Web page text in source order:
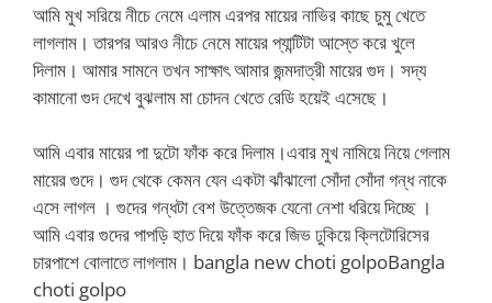
আমি মুখ সরিয়ে নীচে নেমে এলাম এরপর মায়ের নাভির কাছে চুমু খেতে
লাগলাম। তারপর আরও নীচে নেমে মায়ের প্যান্টিটা আস্তে করে খুলে
দিলাম। আমার সামনে তখন সাক্ষাৎ আমার জন্মদাত্রী মায়ের গুদ। সদ্য
কামানো গুদ দেখে বুঝলাম মা চোদন খেতে রেডি হয়েই এসেছে।
আমি এবার মায়ের পা দুটো ফাঁক করে দিলাম।এবার মুখ নামিয়ে নিয়ে গেলাম
মায়ের গুদে। গুদ থেকে কেমন যেন একটা ঝাঁঝালো সোঁদা সোঁদা গন্ধ নাকে
এসে লাগল । গুদের গন্ধটা বেশ উত্তেজক যেনো নেশা ধরিয়ে দিচ্ছে ।
আমি এবার গুদের পাপড়ি হাত দিয়ে ফাঁক করে জিভ ঢুকিয়ে ক্লিটোরিসের
চারপাশে বোলাতে লাগলাম। bangla new choti golpoBangla
choti golpo